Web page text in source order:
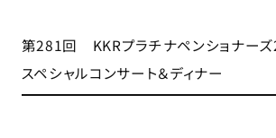
第281回 KKRプラチナペンショナー
スペシャルコンサート＆ディナー